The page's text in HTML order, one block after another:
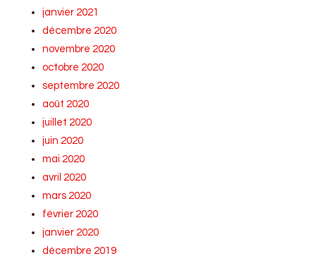
janvier 2021
décembre 2020
novembre 2020
octobre 2020
septembre 2020
août 2020
juillet 2020
juin 2020
mai 2020
avril 2020
mars 2020
février 2020
janvier 2020
décembre 2019